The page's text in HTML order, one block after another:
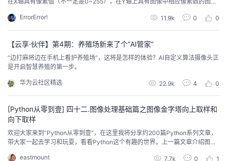
的
程
我
认
的
我
藏
支
声
议
ErrorError!
11.9k 0 0
【云享·伙伴】第4期：养殖场新来了个“AI管家”
“边打麻将边在手机上看护养殖场”，这将是怎样的体验？AI自定义算法摄像头正
是开启智慧养殖的第一步。
华为云社区精选 22.9k 4 0
[Python从零到壹] 四十二.图像处理基础篇之图像金字塔向上取样和
向下取样
欢迎大家来到“Python从零到壹”，在这里我将分享约200篇Python系列文章，
带大家一起去学习和玩耍，看看Python这个有趣的世界。上一篇文章介绍图像
eastmount 7.7k 0 1